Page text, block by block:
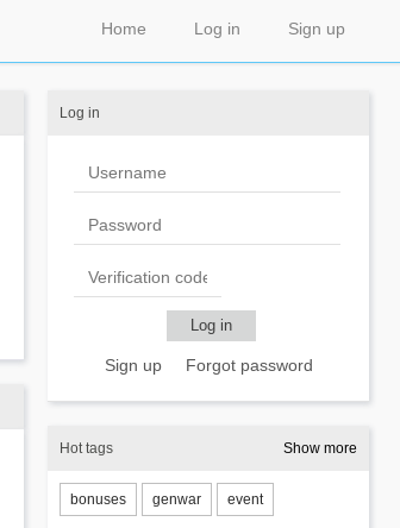
Sign up
Log in
Home
Log in
Sign up Forgot password
Hot tags Show more
bonuses genwar event